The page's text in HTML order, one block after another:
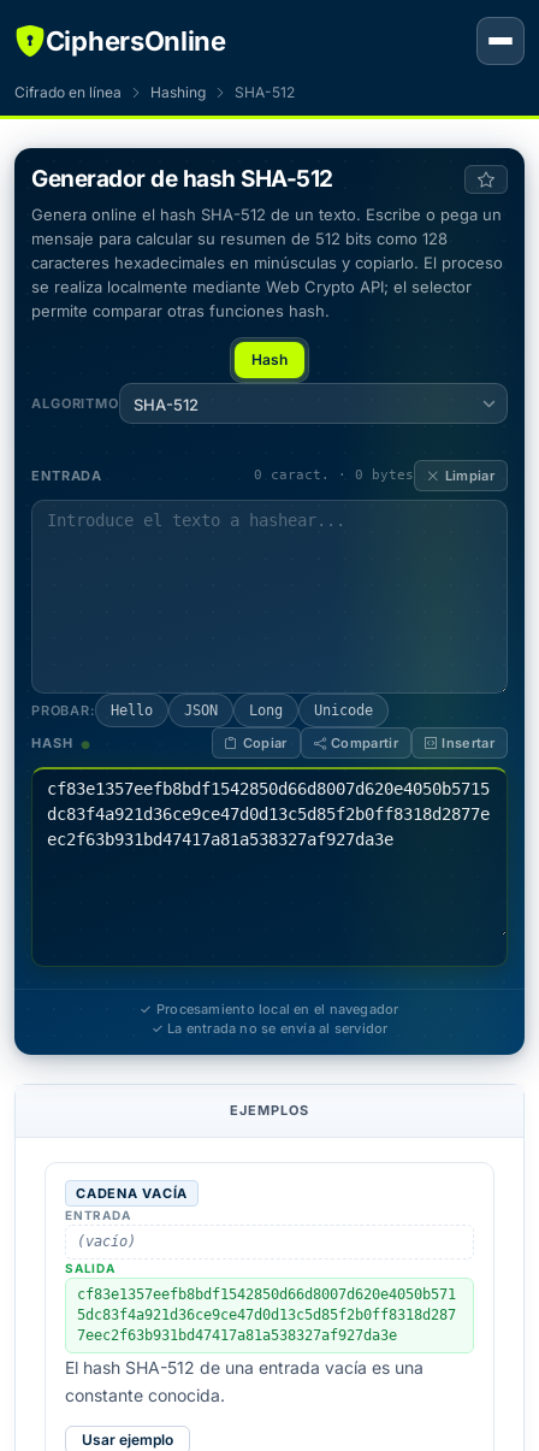
CiphersOnline
Cifrado en línea Hashing SHA-512
Generador de hash SHA-512
Genera online el hash SHA-512 de un texto. Escribe o pega un
mensaje para calcular su resumen de 512 bits como 128
caracteres hexadecimales en minúsculas y copiarlo. El proceso
se realiza localmente mediante Web Crypto API; el selector
permite comparar otras funciones hash.
Hash
ALGORITMO SHA-512
ENTRADA 0 caract. · 0 bytes Limpiar
PROBAR: Hello JSON Long
Unicode
HASH
Copiar Compartir Insertar
✓ Procesamiento local en el navegador
✓ La entrada no se envía al servidor
EJEMPLOS
CADENA VACÍA
ENTRADA
(vacío)
SALIDA
cf83e1357eefb8bdf1542850d66d8007d620e4050b571
5dc83f4a921d36ce9ce47d0d13c5d85f2b0ff8318d287
7eec2f63b931bd47417a81a538327af927da3e
El hash SHA-512 de una entrada vacía es una
constante conocida.
Usar ejemplo